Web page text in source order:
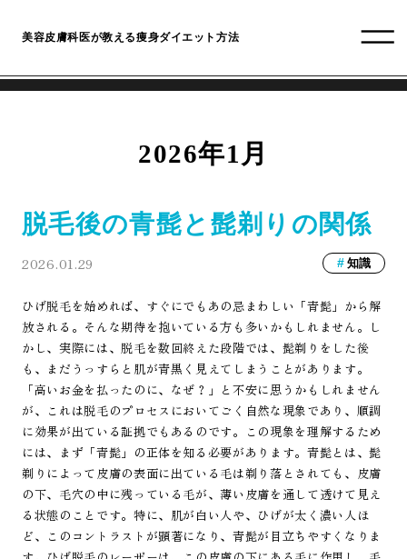
美容皮膚科医が教える痩身ダイエット方法
2026年1月
脱毛後の青髭と髭剃りの関係
2026.01.29 知識
ひげ脱毛を始めれば、すぐにでもあの忌まわしい「青髭」から解
放される。そんな期待を抱いている方も多いかもしれません。し
かし、実際には、脱毛を数回終えた段階では、髭剃りをした後
も、まだうっすらと肌が青黒く見えてしまうことがあります。
「高いお金を払ったのに、なぜ？」と不安に思うかもしれません
が、これは脱毛のプロセスにおいてごく自然な現象であり、順調
に効果が出ている証拠でもあるのです。この現象を理解するため
には、まず「青髭」の正体を知る必要があります。青髭とは、髭
剃りによって皮膚の表面に出ている毛は剃り落とされても、皮膚
の下、毛穴の中に残っている毛が、薄い皮膚を通して透けて見え
る状態のことです。特に、肌が白い人や、ひげが太く濃い人ほ
ど、このコントラストが顕著になり、青髭が目立ちやすくなりま